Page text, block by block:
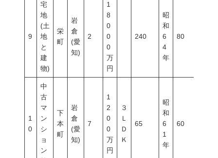
9
宅
地
(土
地
と
建
物)
栄
町
岩
倉
(愛
知)
2
1
8
0
0
0
万
円
240
昭
和
6
4
年
80
1
0
中
古
マ
ン
シ
ョ
ン
下
本
町
岩
倉
(愛
知)
7
1
2
0
0
万
円
３
Ｌ
Ｄ
Ｋ
65
昭
和
6
1
年
60